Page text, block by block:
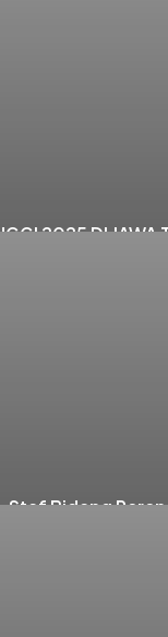
2025 DI JAWA
Staf Bidang